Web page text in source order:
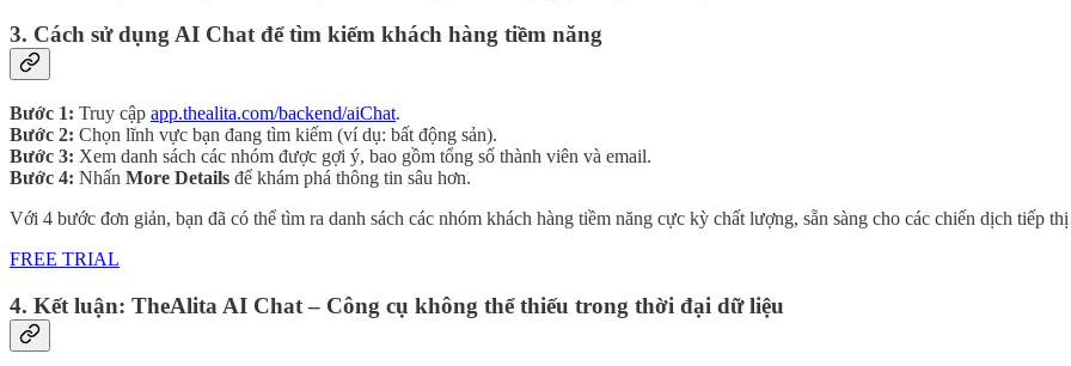
3. Cách sử dụng AI Chat để tìm kiếm khách hàng tiềm năng
Bước 1: Truy cập app.thealita.com/backend/aiChat.
Bước 2: Chọn lĩnh vực bạn đang tìm kiếm (ví dụ: bất động sản).
Bước 3: Xem danh sách các nhóm được gợi ý, bao gồm tổng số thành viên và email.
Bước 4: Nhấn More Details để khám phá thông tin sâu hơn.
Với 4 bước đơn giản, bạn đã có thể tìm ra danh sách các nhóm khách hàng tiềm năng cực kỳ chất lượng, sẵn sàng cho các chiến dịch tiếp
FREE TRIAL
4. Kết luận: TheAlita AI Chat – Công cụ không thể thiếu trong thời đại dữ liệu